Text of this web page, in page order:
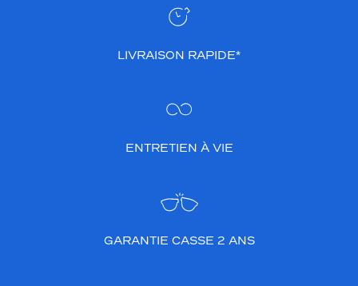
LIVRAISON RAPIDE*
ENTRETIEN À VIE
GARANTIE CASSE 2 ANS